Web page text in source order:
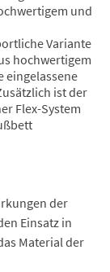
und
Variante
hochwertigem
eingelassene
ist der
Flex-System
der
Einsatz in
Material der